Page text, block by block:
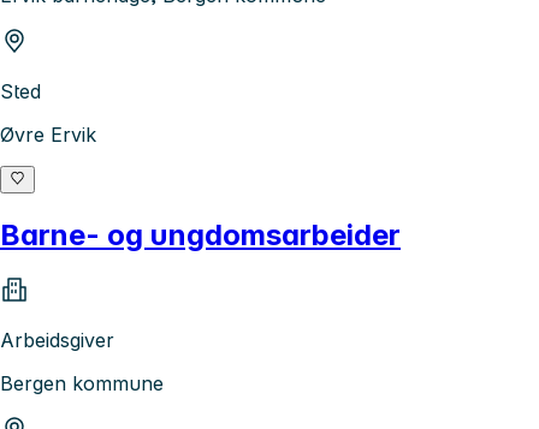
Sted
Øvre Ervik
Barne- og ungdomsarbeider
Arbeidsgiver
Bergen kommune